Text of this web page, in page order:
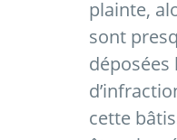
plainte,
sont
déposées
cette